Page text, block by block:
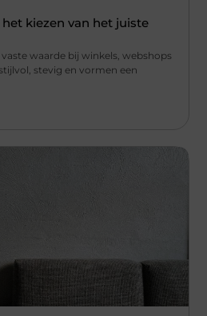
kiezen van het juiste
waarde bij winkels, webshops
stevig en vormen een